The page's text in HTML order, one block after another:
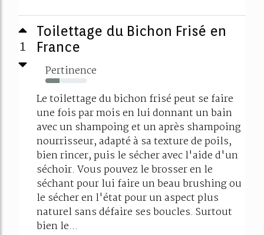
1
Toilettage du Bichon Frisé en
France
Pertinence
34%
Le toilettage du bichon frisé peut se faire
une fois par mois en lui donnant un bain
avec un shampoing et un après shampoing
nourrisseur, adapté à sa texture de poils,
bien rincer, puis le sécher avec l'aide d'un
séchoir. Vous pouvez le brosser en le
séchant pour lui faire un beau brushing ou
le sécher en l'état pour un aspect plus
naturel sans défaire ses boucles. Surtout
bien le...